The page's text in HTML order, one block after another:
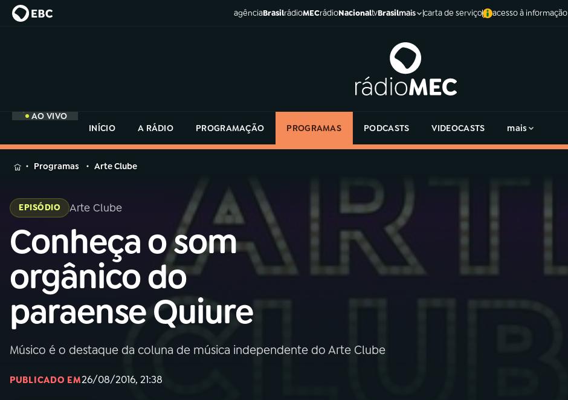
agênciaBrasilrádioMECrádioNacionaltvBrasilmais carta de serviço acesso à informação
AO VIVO
INÍCIO
A RÁDIO PROGRAMAÇÃO PROGRAMAS PODCASTS VIDEOCASTS mais
MENU
Buscar
na
Rádio
MEC
Buscar
Início AO VIVO
01 INÍCIO
A RÁDIO
03PROGRAMAÇÃO
na
Rádio
Programas Arte Clube
EPISÓDIO Arte Clube
Conheça o som
orgânico do
paraense Quiure
Músico é o destaque da coluna de música independente do Arte Clube
PUBLICADO EM26/08/2016, 21:38